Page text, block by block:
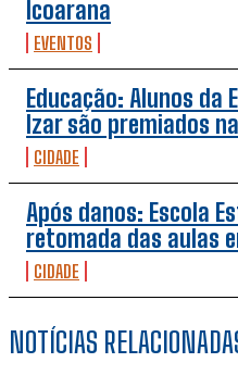
Icoarana
EVENTOS
Educação: Alunos da
Izar são premiados na
CIDADE
Após danos: Escola
retomada das aulas
CIDADE
NOTÍCIAS